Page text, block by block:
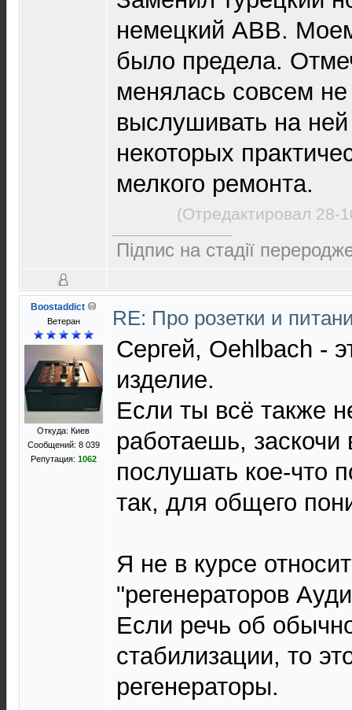
немецкий ABB.
было предела.
менялась совсем
выслушивать на ней
некоторых
мелкого ремонта.
(Отредактировал 28-
Підпис на стадії
Boostaddict
Ветеран
Откуда: Киев
Сообщений: 8 039
Репутация: 1062
RE: Про розетки и
Сергей, Oehlbach -
изделие.
Если ты всё также
работаешь,
послушать кое-что
так, для общего
Я не в курсе
"регенераторов
Если речь об
стабилизации, то
регенераторы.